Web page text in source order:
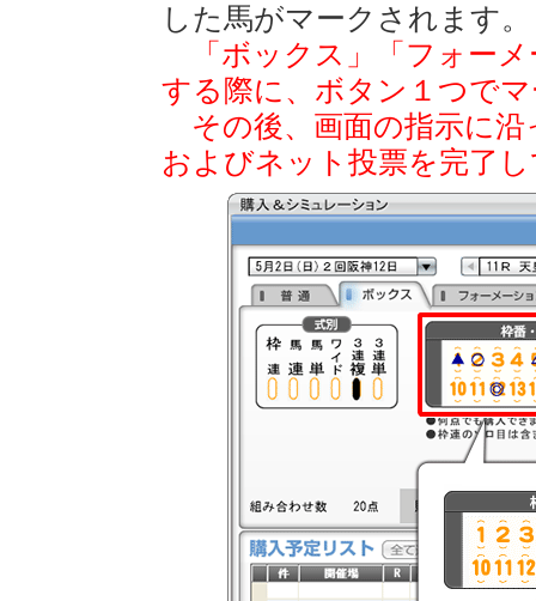
した馬がマークされます。
「ボックス」「フォー
する際に、ボタン１つで
その後、画面の指示に沿
およびネット投票を完了